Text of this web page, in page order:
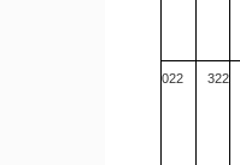
022 322